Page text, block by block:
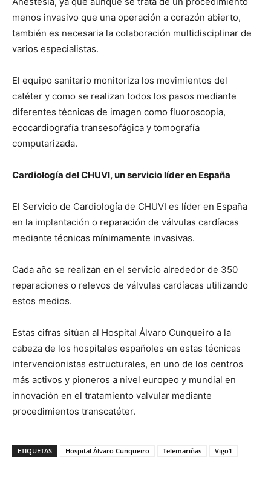
menos invasivo que una operación a corazón abierto,
también es necesaria la colaboración multidisciplinar de
varios especialistas.
El equipo sanitario monitoriza los movimientos del
catéter y como se realizan todos los pasos mediante
diferentes técnicas de imagen como fluoroscopia,
ecocardiografía transesofágica y tomografía
computarizada.
Cardiología del CHUVI, un servicio líder en España
El Servicio de Cardiología de CHUVI es líder en España
en la implantación o reparación de válvulas cardíacas
mediante técnicas mínimamente invasivas.
Cada año se realizan en el servicio alrededor de 350
reparaciones o relevos de válvulas cardíacas utilizando
estos medios.
Estas cifras sitúan al Hospital Álvaro Cunqueiro a la
cabeza de los hospitales españoles en estas técnicas
intervencionistas estructurales, en uno de los centros
más activos y pioneros a nivel europeo y mundial en
innovación en el tratamiento valvular mediante
procedimientos transcatéter.
ETIQUETAS Hospital Álvaro Cunqueiro Telemariñas Vigo1